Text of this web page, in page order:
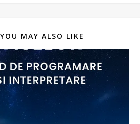
YOU MAY ALSO LIKE